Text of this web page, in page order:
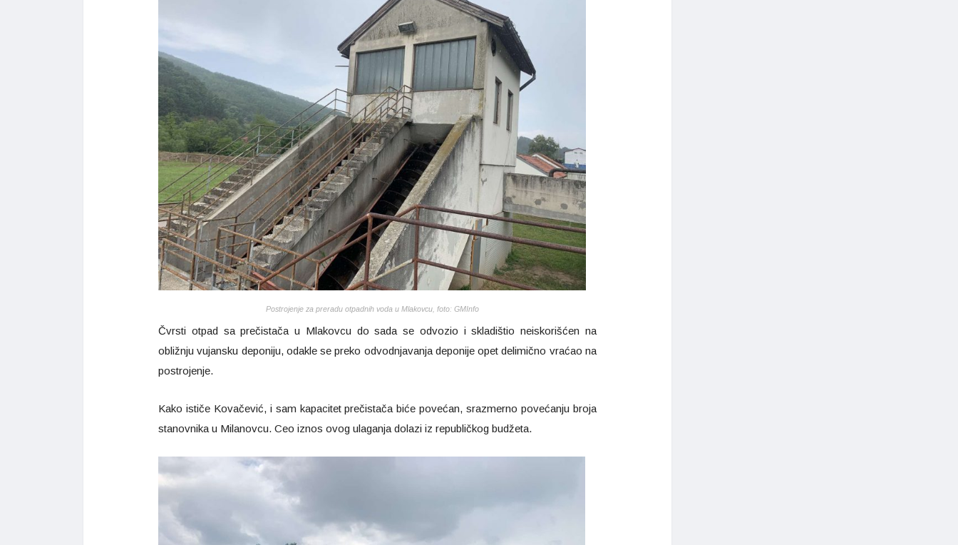
Postrojenje za preradu otpadnih voda u Mlakovcu, foto: GMInfo
Čvrsti otpad sa prečistača u Mlakovcu do sada se odvozio i skladištio neiskorišćen na
obližnju vujansku deponiju, odakle se preko odvodnjavanja deponije opet delimično vraćao na
postrojenje.
Kako ističe Kovačević, i sam kapacitet prečistača biće povećan, srazmerno povećanju broja
stanovnika u Milanovcu. Ceo iznos ovog ulaganja dolazi iz republičkog budžeta.